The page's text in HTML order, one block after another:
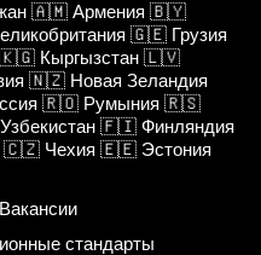
🇦🇲 Армения 🇧🇾
🇬🇪 Грузия
🇰🇬 Кыргызстан 🇱🇻
🇳🇿 Новая Зеландия
🇷🇴 Румыния 🇷🇸
Узбекистан 🇫🇮 Финляндия
🇨🇿 Чехия 🇪🇪 Эстония
Вакансии
стандарты